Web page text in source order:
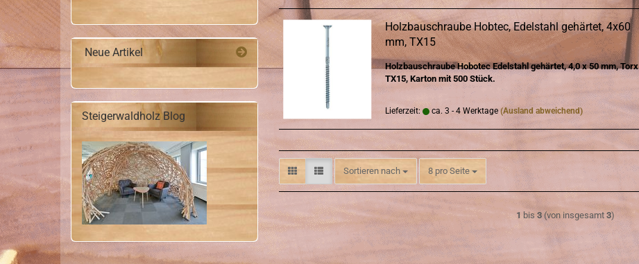
Holz­bau­schrau­be Hob­tec, Edel­stahl ge­här­tet, 4x60
mm, TX15
Holz­bau­schrau­be Ho­bo­tec Edel­stahl ge­här­tet, 4,0 x 50 mm, Torx
TX15, Kar­ton mit 500 Stück.
Lieferzeit: ca. 3 - 4 Werktage (Ausland abweichend)
Sortieren nach
Sortieren nach 8 pro Seite
pro Seite
1 bis 3(von insgesamt 3)
Neue Artikel
Steigerwaldholz Blog